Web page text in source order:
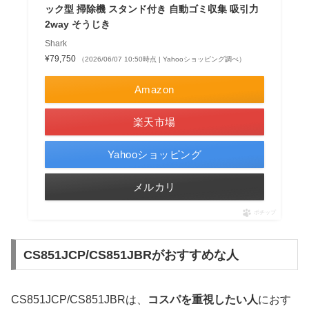
ック型 掃除機 スタンド付き 自動ゴミ収集 吸引力
2way そうじき
Shark
¥79,750
（2026/06/07 10:50時点 | Yahooショッピング調べ）
Amazon
楽天市場
Yahooショッピング
メルカリ
ポチップ
CS851JCP/CS851JBRがおすすめな人
CS851JCP/CS851JBRは、 コスパを重視したい人におす